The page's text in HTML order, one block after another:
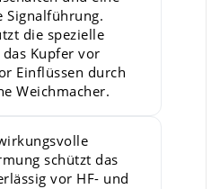
Signalführung.
die spezielle
Kupfer vor
Einflüssen durch
Weichmacher.
schützt das
vor HF- und